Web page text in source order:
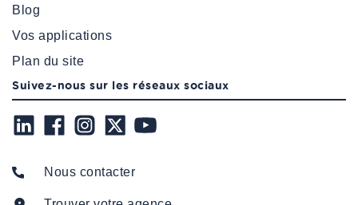
Blog
Vos applications
Plan du site
Suivez-nous sur les réseaux sociaux
Nous contacter